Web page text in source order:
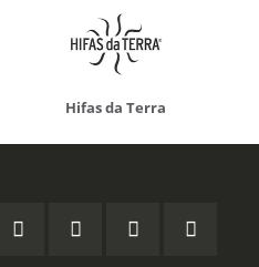
Hifas da Terra